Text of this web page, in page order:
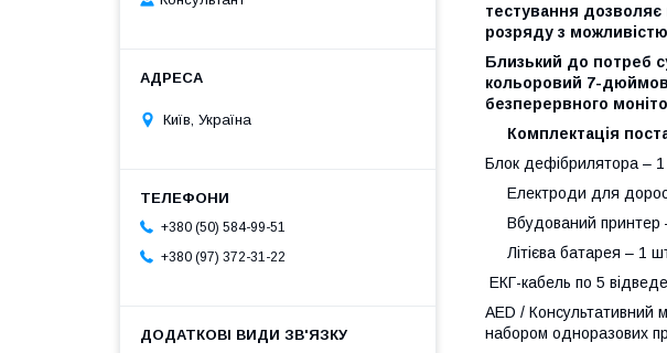
тестування дозволяє
розряду з
Близький до потреб
кольоровий 7-
безперервного
Комплектація
Блок дефібрилятора –
Електроди для
Вбудований принтер
Літієва батарея – 1
ЕКГ-кабель по 5
AED / Консультативний
набором одноразових
Київ, Україна
+380 (50) 584-99-51
+380 (97) 372-31-22